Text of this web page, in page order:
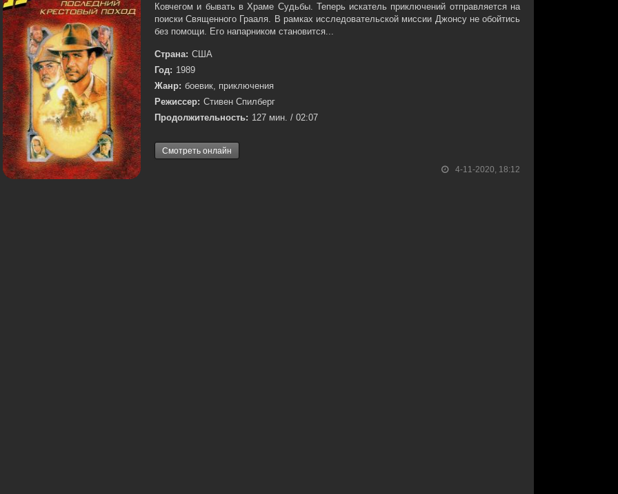
4-11-2020, 18:12
Ковчегом и бывать в Храме Судьбы. Теперь искатель приключений отправляется на
поиски Священного Грааля. В рамках исследовательской миссии Джонсу не обойтись
без помощи. Его напарником становится...
Страна: США
Год: 1989
Жанр: боевик, приключения
Режиссер: Стивен Спилберг
Продолжительность: 127 мин. / 02:07
Смотреть онлайн